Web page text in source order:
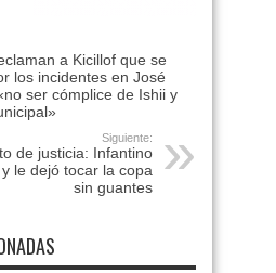
a Kicillof que se
los incidentes en José
ser cómplice de Ishii y
Siguiente:
de justicia: Infantino
le dejó tocar la copa
sin guantes